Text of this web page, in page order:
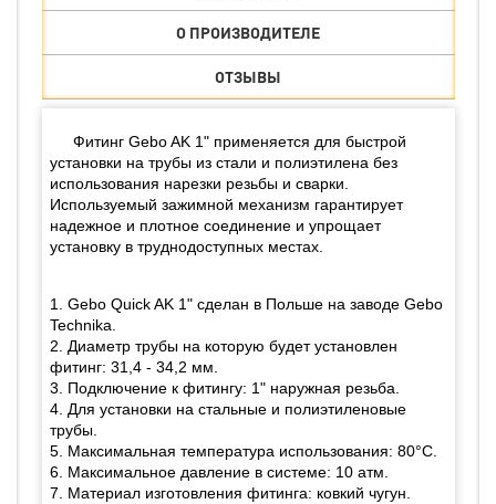
О ПРОИЗВОДИТЕЛЕ
ОТЗЫВЫ
Фитинг Gebo AK 1" применяется для быстрой
установки на трубы из стали и полиэтилена без
использования нарезки резьбы и сварки.
Используемый зажимной механизм гарантирует
надежное и плотное соединение и упрощает
установку в труднодоступных местах.
1. Gebo Quick AK 1" сделан в Польше на заводе Gebo
Technika.
2. Диаметр трубы на которую будет установлен
фитинг: 31,4 - 34,2 мм.
3. Подключение к фитингу: 1" наружная резьба.
4. Для установки на стальные и полиэтиленовые
трубы.
5. Максимальная температура использования: 80°C.
6. Максимальное давление в системе: 10 атм.
7. Материал изготовления фитинга: ковкий чугун.